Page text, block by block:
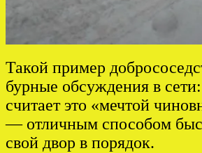
Такой пример
бурные обсуждения в
считает это «мечтой
— отличным способом
свой двор в порядок.